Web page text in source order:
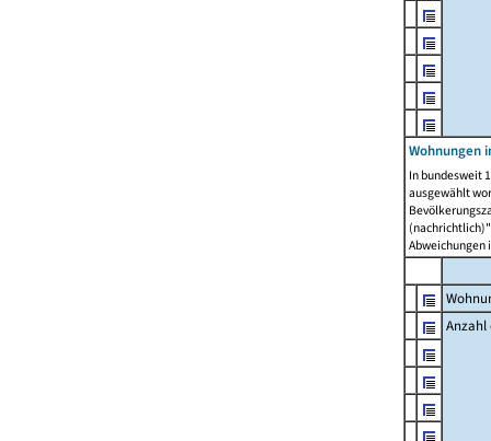
Wohnungen
In bundesweit
ausgewählt
Abweichungen
Anzahl